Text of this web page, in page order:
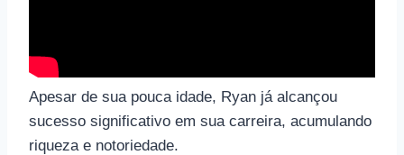
Apesar de sua pouca idade, Ryan já alcançou
sucesso significativo em sua carreira, acumulando
riqueza e notoriedade.